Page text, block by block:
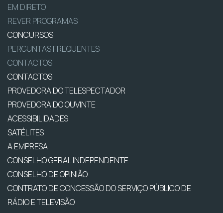
EM DIRETO
REVER PROGRAMAS
CONCURSOS
PERGUNTAS FREQUENTES
CONTACTOS
CONTACTOS
PROVEDORA DO TELESPECTADOR
PROVEDORA DO OUVINTE
ACESSIBILIDADES
SATÉLITES
A EMPRESA
CONSELHO GERAL INDEPENDENTE
CONSELHO DE OPINIÃO
CONTRATO DE CONCESSÃO DO SERVIÇO PÚBLICO DE
RÁDIO E TELEVISÃO